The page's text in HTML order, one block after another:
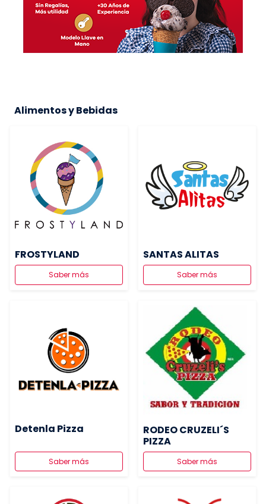
Alimentos y Bebidas
FROSTYLAND
Saber más
SANTAS ALITAS
Saber más
Detenla Pizza
Saber más
RODEO CRUZELI´S
PIZZA
Saber más